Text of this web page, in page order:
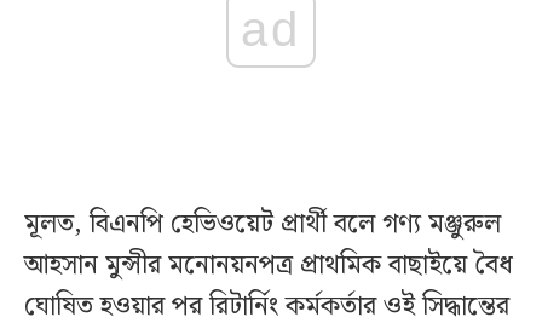
ad
মূলত, বিএনপি হেভিওয়েট প্রার্থী বলে গণ্য মঞ্জুরুল
আহসান মুন্সীর মনোনয়নপত্র প্রাথমিক বাছাইয়ে বৈধ
ঘোষিত হওয়ার পর রিটার্নিং কর্মকর্তার ওই সিদ্ধান্তের